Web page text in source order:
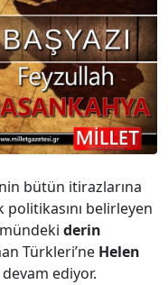
nin bütün itirazlarına
politikasını belirleyen
derin
Türkleri’ne Helen
ediyor.